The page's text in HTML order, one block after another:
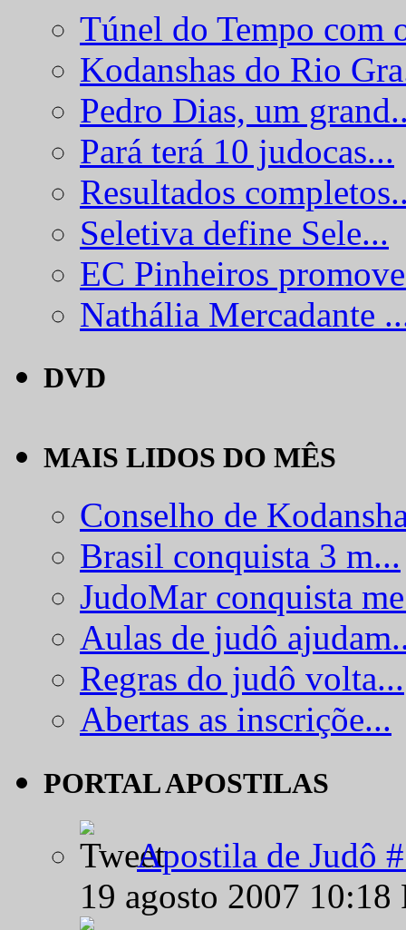
Túnel do Tempo com
Kodanshas do Rio
Pedro Dias, um
Pará terá 10 judocas...
Resultados
Seletiva define Sele...
EC Pinheiros
Nathália Mercadante
DVD
MAIS LIDOS DO MÊS
Conselho de
Brasil conquista 3 m...
JudoMar conquista
Aulas de judô
Regras do judô volta...
Abertas as inscriçõe...
PORTAL APOSTILAS
Apostila de Judô
19 agosto 2007